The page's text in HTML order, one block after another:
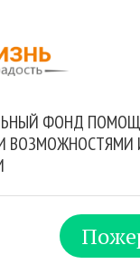
ФОНД